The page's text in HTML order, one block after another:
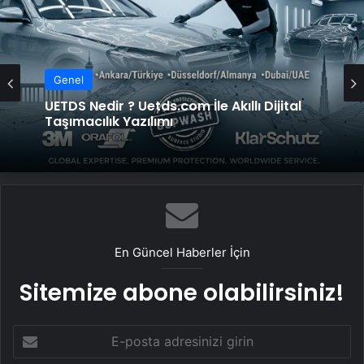
Genel
UETDS Nedir ? Uetds.com İle Akıllı Dijital
Taşımacılık Yazılımı
En Güncel Haberler İçin
Sitemize abone olabilirsiniz!
posta